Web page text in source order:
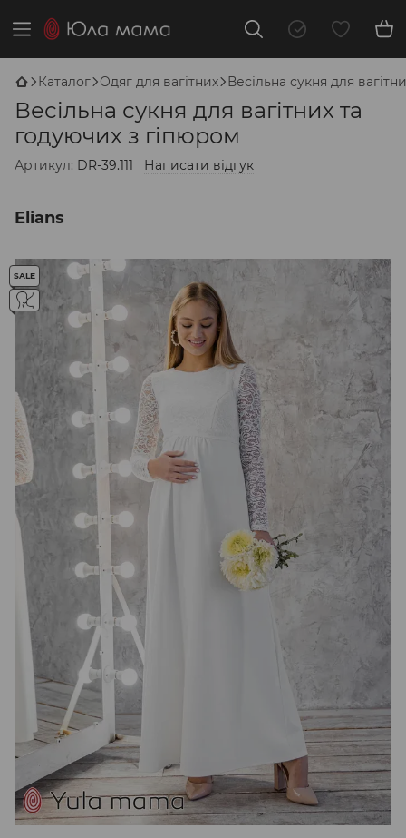
Каталог Одяг для вагітних Весільна сукня для
Весільна сукня для вагітних та
годуючих з гіпюром
Артикул: DR-39.111 Написати відгук
Elians
SALE